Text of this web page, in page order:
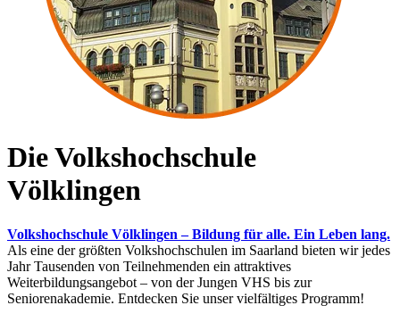
Die Volkshochschule
Völklingen
Volkshochschule Völklingen – Bildung für alle. Ein Leben lang.
Als eine der größten Volkshochschulen im Saarland bieten wir jedes
Jahr Tausenden von Teilnehmenden ein attraktives
Weiterbildungsangebot – von der Jungen VHS bis zur
Seniorenakademie. Entdecken Sie unser vielfältiges Programm!